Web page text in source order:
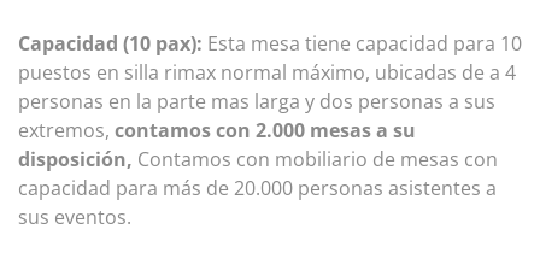
Capacidad (10 pax): Esta mesa tiene capacidad para 10
puestos en silla rimax normal máximo, ubicadas de a 4
personas en la parte mas larga y dos personas a sus
extremos, contamos con 2.000 mesas a su
disposición, Contamos con mobiliario de mesas con
capacidad para más de 20.000 personas asistentes a
sus eventos.